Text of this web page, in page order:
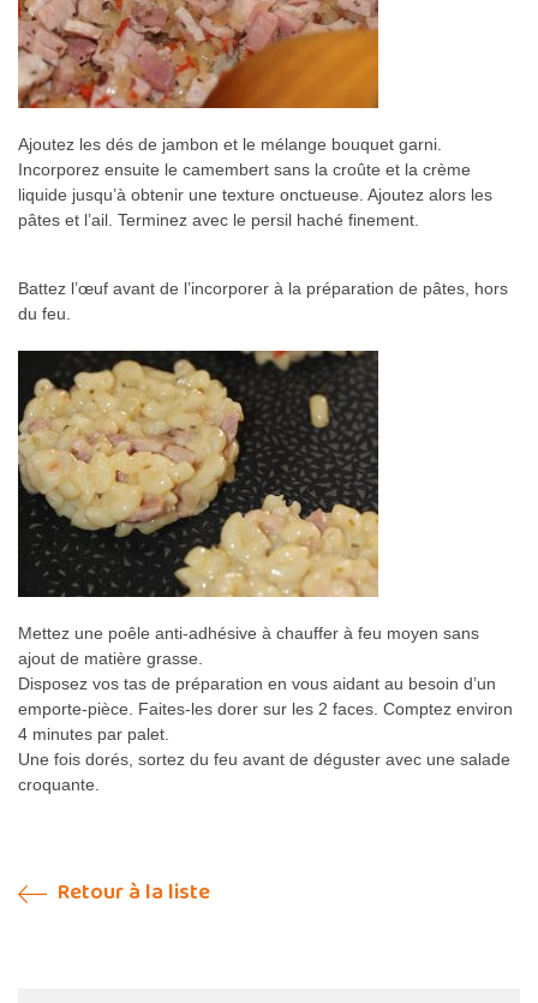
Ajoutez les dés de jambon et le mélange bouquet garni.
Incorporez ensuite le camembert sans la croûte et la crème
liquide jusqu’à obtenir une texture onctueuse. Ajoutez alors les
pâtes et l’ail. Terminez avec le persil haché finement.
Battez l’œuf avant de l’incorporer à la préparation de pâtes, hors
du feu.
Mettez une poêle anti-adhésive à chauffer à feu moyen sans
ajout de matière grasse.
Disposez vos tas de préparation en vous aidant au besoin d’un
emporte-pièce. Faites-les dorer sur les 2 faces. Comptez environ
4 minutes par palet.
Une fois dorés, sortez du feu avant de déguster avec une salade
croquante.
Retour à la liste